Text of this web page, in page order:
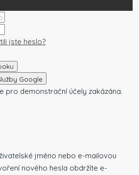
jste heslo?
Google
pro demonstrační účely zakázána.
jméno nebo e-mailovou
nového hesla obdržíte e-